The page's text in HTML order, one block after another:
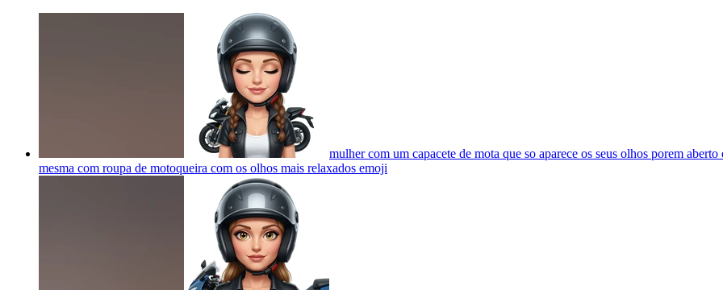
mulher com um capacete de mota que so aparece os seus olhos porem
mesma com roupa de motoqueira com os olhos mais relaxados emoji